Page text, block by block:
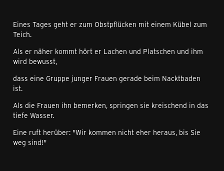
Eines Tages geht er zum Obstpflücken mit einem Kübel zum
Teich.
Als er näher kommt hört er Lachen und Platschen und ihm
wird bewusst,
dass eine Gruppe junger Frauen gerade beim Nacktbaden
ist.
Als die Frauen ihn bemerken, springen sie kreischend in das
tiefe Wasser.
Eine ruft herüber: "Wir kommen nicht eher heraus, bis Sie
weg sind!"